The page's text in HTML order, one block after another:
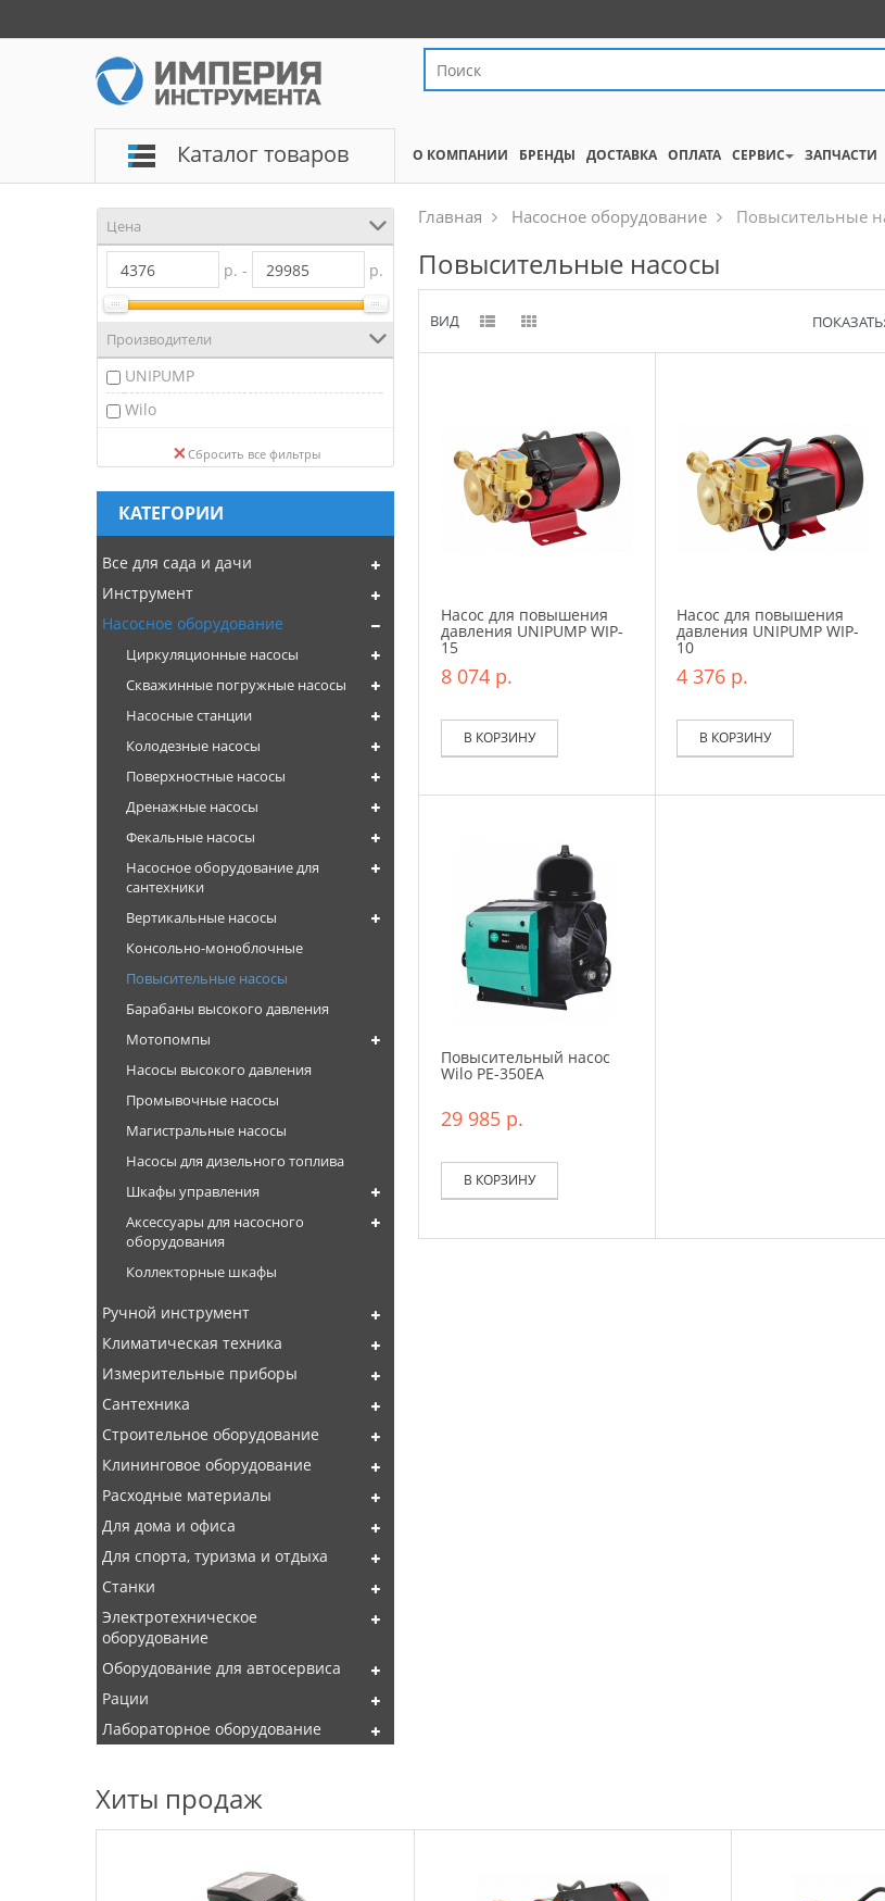
Каталог товаров О КОМПАНИИ БРЕНДЫ ДОСТАВКА ОПЛАТА СЕРВИС ЗАПЧАСТИ
Цена
р. - р.
Производители
UNIPUMP
Wilo
Сбросить все фильтры
КАТЕГОРИИ
Все для сада и дачи
Инструмент
Насосное оборудование
Циркуляционные насосы
Скважинные погружные насосы
Насосные станции
Колодезные насосы
Поверхностные насосы
Дренажные насосы
Фекальные насосы
Насосное оборудование для
сантехники
Вертикальные насосы
Консольно-моноблочные
Повысительные насосы
Барабаны высокого давления
Мотопомпы
Насосы высокого давления
Промывочные насосы
Магистральные насосы
Насосы для дизельного топлива
Шкафы управления
Аксессуары для насосного
оборудования
Коллекторные шкафы
Ручной инструмент
Климатическая техника
Измерительные приборы
Сантехника
Строительное оборудование
Клининговое оборудование
Расходные материалы
Для дома и офиса
Для спорта, туризма и отдыха
Станки
Электротехническое
оборудование
Оборудование для автосервиса
Рации
Лабораторное оборудование
Главная Насосное оборудование Повысительные
Повысительные насосы
ВИД ПОКАЗАТЬ:
Насос для повышения
давления UNIPUMP WIP-
15
8 074 р.
В КОРЗИНУ
Насос для повышения
давления UNIPUMP WIP-
10
4 376 р.
В КОРЗИНУ
Повысительный насос
Wilo PE-350EA
29 985 р.
В КОРЗИНУ
Хиты продаж